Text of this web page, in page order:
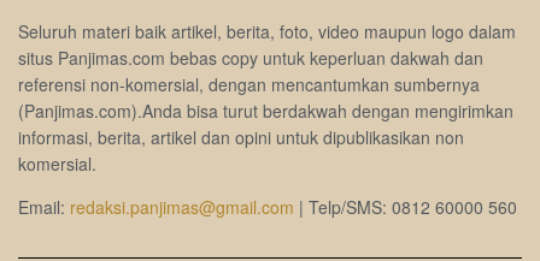
Seluruh materi baik artikel, berita, foto, video maupun logo dalam
situs Panjimas.com bebas copy untuk keperluan dakwah dan
referensi non-komersial, dengan mencantumkan sumbernya
(Panjimas.com).Anda bisa turut berdakwah dengan mengirimkan
informasi, berita, artikel dan opini untuk dipublikasikan non
komersial.
Email: redaksi.panjimas@gmail.com | Telp/SMS: 0812 60000 560